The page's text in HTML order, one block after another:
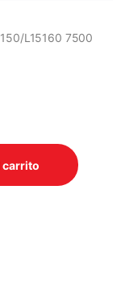
L15160 7500
L15160 7500
carrito